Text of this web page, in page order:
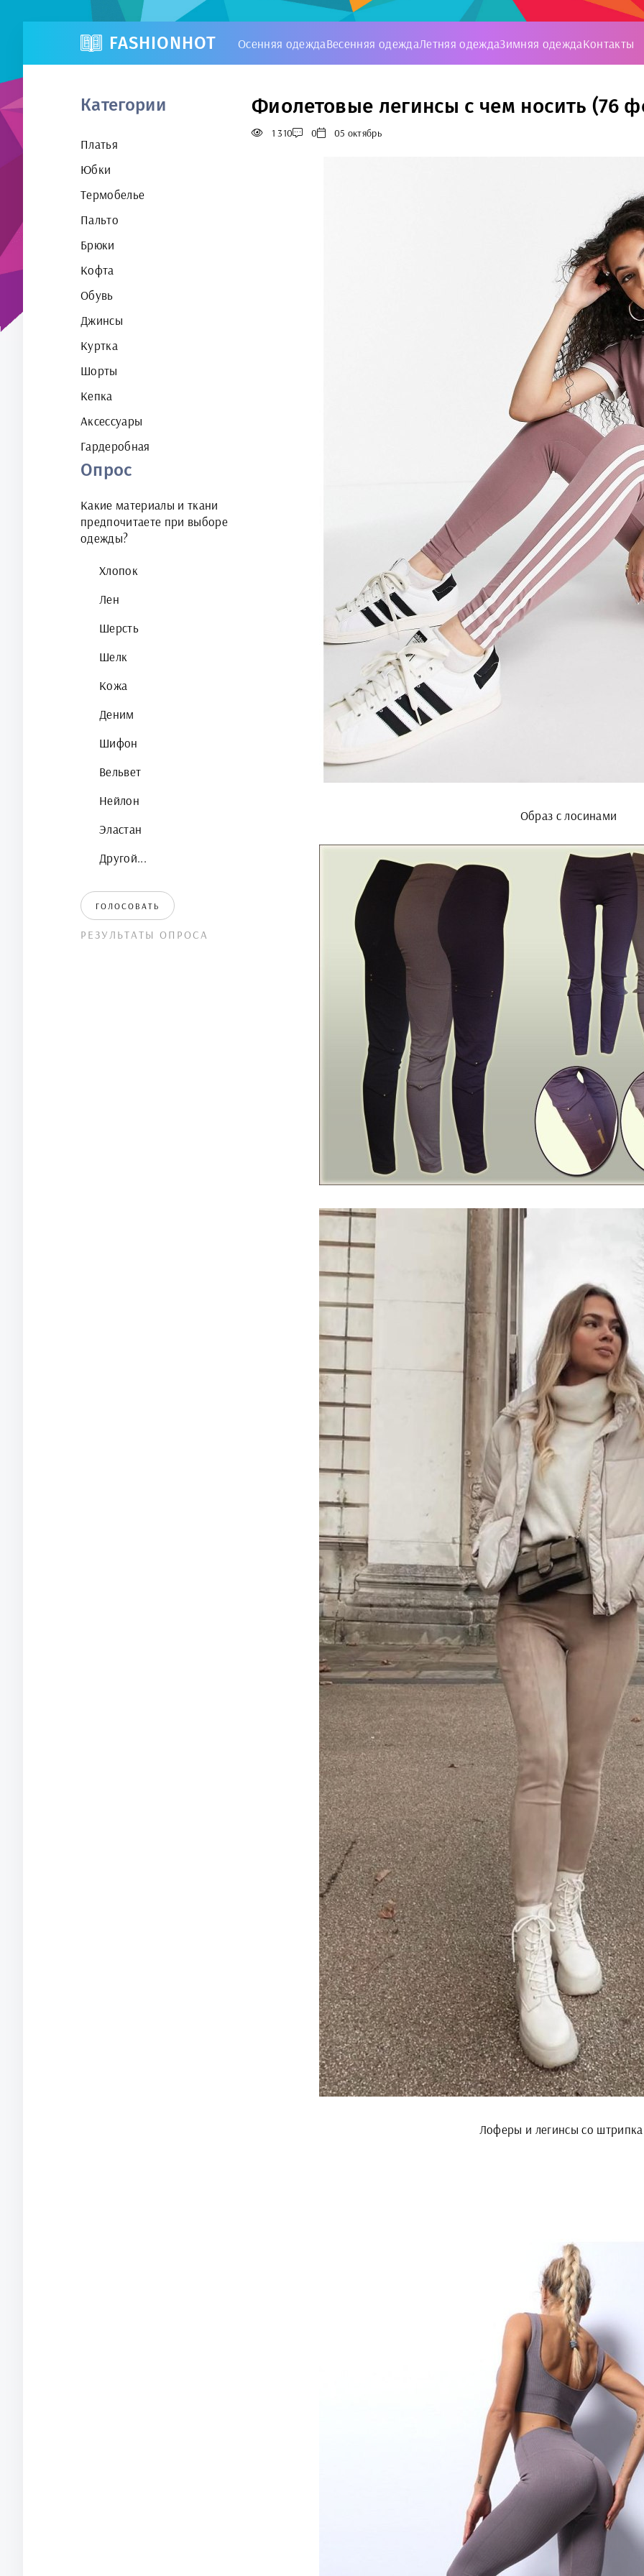
FASHIONHOT Осенняя одеждаВесенняя одеждаЛетняя одеждаЗимняя одеждаКонтакты
Категории
Платья
Юбки
Термобелье
Пальто
Брюки
Кофта
Обувь
Джинсы
Куртка
Шорты
Кепка
Аксессуары
Гардеробная
Опрос
Какие материалы и ткани
предпочитаете при выборе
одежды?
Хлопок
Лен
Шерсть
Шелк
Кожа
Деним
Шифон
Вельвет
Нейлон
Эластан
Другой...
ГОЛОСОВАТЬ
РЕЗУЛЬТАТЫ ОПРОСА
Фиолетовые легинсы с чем носить (76
1 310 0 05 октябрь
Образ с лосинами
Лоферы и легинсы со